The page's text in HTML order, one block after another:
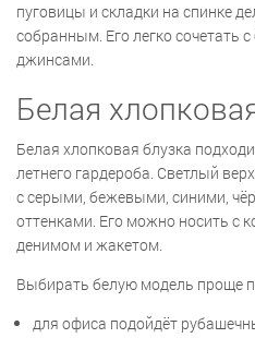
пуговицы и складки на спинке
собранным. Его легко сочетать
джинсами.
Белая
Белая хлопковая блузка
летнего гардероба. Светлый
с серыми, бежевыми, синими,
оттенками. Его можно носить
денимом и жакетом.
Выбирать белую модель проще
для офиса подойдёт